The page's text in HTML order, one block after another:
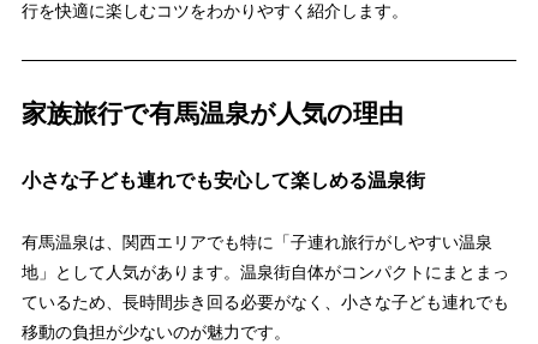
行を快適に楽しむコツをわかりやすく紹介します。
家族旅行で有馬温泉が人気の理由
小さな子ども連れでも安心して楽しめる温泉街
有馬温泉は、関西エリアでも特に「子連れ旅行がしやすい温泉
地」として人気があります。温泉街自体がコンパクトにまとまっ
ているため、長時間歩き回る必要がなく、小さな子ども連れでも
移動の負担が少ないのが魅力です。